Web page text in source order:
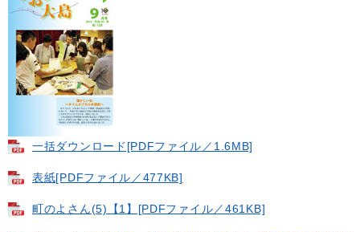
一括ダウンロード​[PDFファイル／1.6MB]
表紙[PDFファイル／477KB]
町のよさん(5)【1】[PDFファイル／461KB]